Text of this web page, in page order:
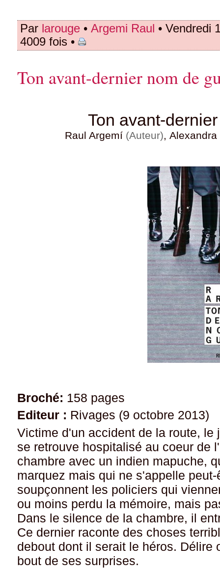
Par larouge • Argemi Raul • Vendredi
4009 fois •
Ton avant-dernier nom de
Ton avant-
Raul Argemí (Auteur),
Broché: 158 pages
Editeur : Rivages (9 octobre 2013)
Victime d'un accident de la route, le
se retrouve hospitalisé au coeur de
chambre avec un indien mapuche,
marquez mais qui ne s'appelle
soupçonnent les policiers qui
ou moins perdu la mémoire, mais
Dans le silence de la chambre, il
Ce dernier raconte des choses
debout dont il serait le héros. Délire
bout de ses surprises.